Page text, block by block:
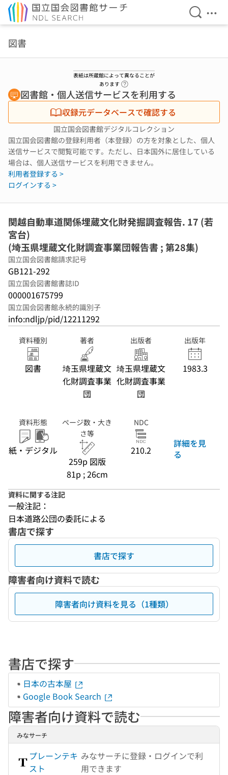
検索を
メ
図書
表紙は所蔵館によって異なることが
あります
図書館・個人送信サービスを利用する
収録元データベースで確認する
国立国会図書館デジタルコレクション
国立国会図書館の登録利用者（本登録）の方を対象とした、個人
送信サービスで閲覧可能です。ただし、日本国外に居住している
場合は、個人送信サービスを利用できません。
利用者登録する >
ログインする >
関越自動車道関係埋蔵文化財発掘調査報告. 17 (若
宮台)
(埼玉県埋蔵文化財調査事業団報告書 ; 第28集)
国立国会図書館請求記号
GB121-292
国立国会図書館書誌ID
000001675799
国立国会図書館永続的識別子
info:ndljp/pid/12211292
資料種別
図書
著者
埼玉県埋蔵文
化財調査事業
団
出版者
埼玉県埋蔵文
化財調査事業
団
出版年
1983.3
資料形態
紙・デジタル
ページ数・大き
さ等
259p 図版
81p ; 26cm
NDC
210.2
詳細を見
る
資料に関する注記
一般注記：
日本道路公団の委託による
書店で探す
書店で探す
障害者向け資料で読む
障害者向け資料を見る（1種類）
書店で探す
日本の古本屋
Google Book Search
障害者向け資料で読む
みなサーチ
プレーンテキ
スト
みなサーチに登録・ログインで利
用できます